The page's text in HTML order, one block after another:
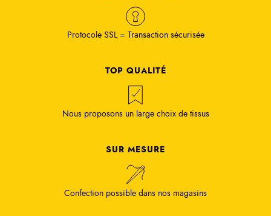
Protocole SSL = Transaction sécurisée
TOP QUALITÉ
Nous proposons un large choix de tissus
SUR MESURE
Confection possible dans nos magasins